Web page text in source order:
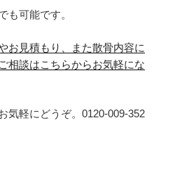
も可能です。
お見積もり、また散骨内容に
相談はこちらからお気軽にな
気軽にどうぞ。0120-009-352